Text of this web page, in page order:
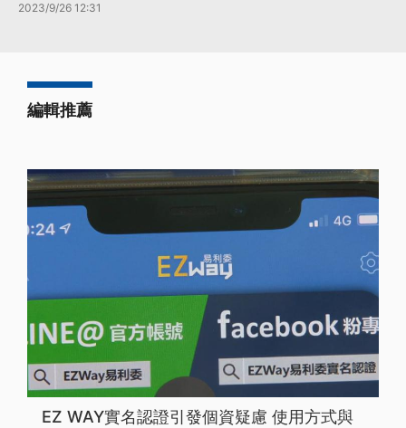
2023/9/26 12:31
編輯推薦
EZ WAY實名認證引發個資疑慮 使用方式與